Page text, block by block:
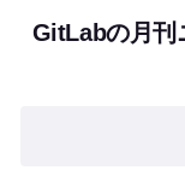
GitLabの月刊